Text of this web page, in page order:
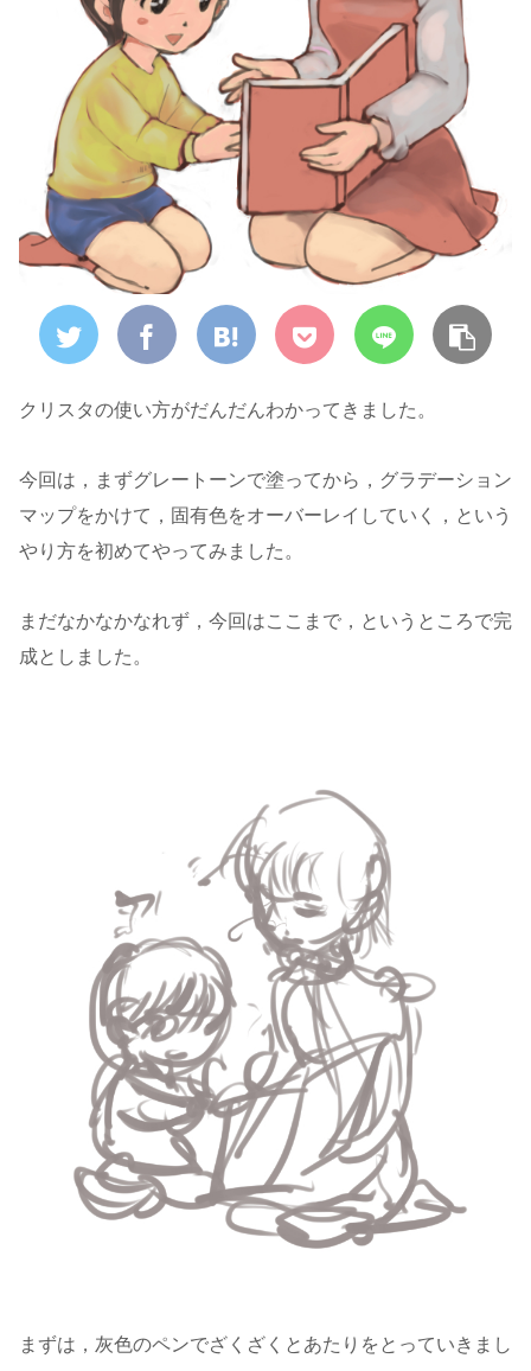
クリスタの使い方がだんだんわかってきました。
今回は，まずグレートーンで塗ってから，グラデーション
マップをかけて，固有色をオーバーレイしていく，という
やり方を初めてやってみました。
まだなかなかなれず，今回はここまで，というところで完
成としました。
まずは，灰色のペンでざくざくとあたりをとっていきまし